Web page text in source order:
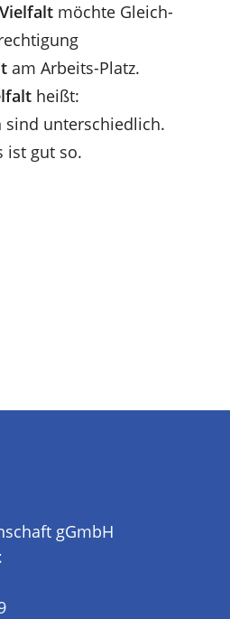
möchte Gleich-
am Arbeits-Platz.
heißt:
sind unterschiedlich.
ist gut so.
gGmbH